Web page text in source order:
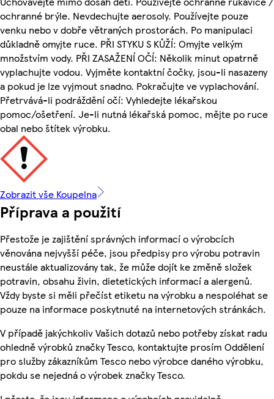
ochranné brýle. Nevdechujte aerosoly. Používejte pouze
venku nebo v dobře větraných prostorách. Po manipulaci
důkladně omyjte ruce. PŘI STYKU S KŮŽÍ: Omyjte velkým
množstvím vody. PŘI ZASAŽENÍ OČÍ: Několik minut opatrně
vyplachujte vodou. Vyjměte kontaktní čočky, jsou-li nasazeny
a pokud je lze vyjmout snadno. Pokračujte ve vyplachování.
Přetrvává-li podráždění očí: Vyhledejte lékařskou
pomoc/ošetření. Je-li nutná lékařská pomoc, mějte po ruce
obal nebo štítek výrobku.
Zobrazit vše Koupelna
Příprava a použití
Přestože je zajištění správných informací o výrobcích
věnována nejvyšší péče, jsou předpisy pro výrobu potravin
neustále aktualizovány tak, že může dojít ke změně složek
potravin, obsahu živin, dietetických informací a alergenů.
Vždy byste si měli přečíst etiketu na výrobku a nespoléhat se
pouze na informace poskytnuté na internetových stránkách.
V případě jakýchkoliv Vašich dotazů nebo potřeby získat radu
ohledně výrobků značky Tesco, kontaktujte prosím Oddělení
pro služby zákazníkům Tesco nebo výrobce daného výrobku,
pokdu se nejedná o výrobek značky Tesco.